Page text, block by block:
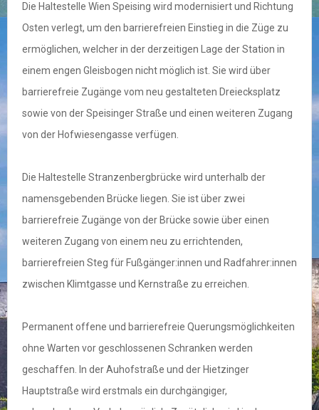
Die Haltestelle Wien Speising wird modernisiert und Richtung
Osten verlegt, um den barrierefreien Einstieg in die Züge zu
ermöglichen, welcher in der derzeitigen Lage der Station in
einem engen Gleisbogen nicht möglich ist. Sie wird über
barrierefreie Zugänge vom neu gestalteten Dreiecksplatz
sowie von der Speisinger Straße und einen weiteren Zugang
von der Hofwiesengasse verfügen.
Die Haltestelle Stranzenbergbrücke wird unterhalb der
namensgebenden Brücke liegen. Sie ist über zwei
barrierefreie Zugänge von der Brücke sowie über einen
weiteren Zugang von einem neu zu errichtenden,
barrierefreien Steg für Fußgänger:innen und Radfahrer:innen
zwischen Klimtgasse und Kernstraße zu erreichen.
Permanent offene und barrierefreie Querungsmöglichkeiten
ohne Warten vor geschlossenen Schranken werden
geschaffen. In der Auhofstraße und der Hietzinger
Hauptstraße wird erstmals ein durchgängiger,